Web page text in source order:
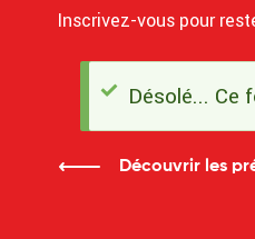
Inscrivez-vous pour
d'état
Désolé... Ce
Découvrir les